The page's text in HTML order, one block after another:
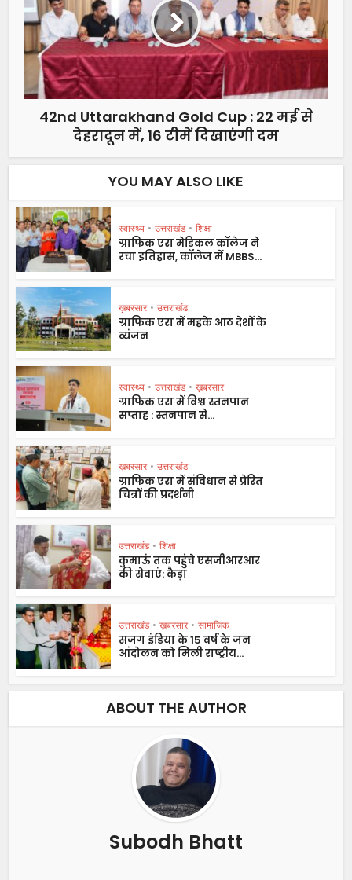
42nd Uttarakhand Gold Cup : 22 मई से
देहरादून में, 16 टीमें दिखाएंगी दम
YOU MAY ALSO LIKE
स्वास्थ्य • उत्तराखंड • शिक्षा
ग्राफिक एरा मेडिकल कॉलेज ने
रचा इतिहास, कॉलेज में MBBS...
ख़बरसार • उत्तराखंड
ग्राफिक एरा में महके आठ देशों के
व्यंजन
स्वास्थ्य • उत्तराखंड • ख़बरसार
ग्राफिक एरा में विश्व स्तनपान
सप्ताह : स्तनपान से...
ख़बरसार • उत्तराखंड
ग्राफिक एरा में संविधान से प्रेरित
चित्रों की प्रदर्शनी
उत्तराखंड • शिक्षा
कुमाऊं तक पहुंचे एसजीआरआर
की सेवाएं: कैड़ा
उत्तराखंड • ख़बरसार • सामाजिक
सजग इंडिया के 15 वर्ष के जन
आंदोलन को मिली राष्ट्रीय...
ABOUT THE AUTHOR
Subodh Bhatt